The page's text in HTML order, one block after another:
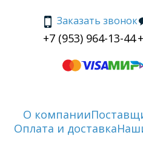
Заказать звонок
+7 (953) 964-13-44
О компании
Оплата и доставка